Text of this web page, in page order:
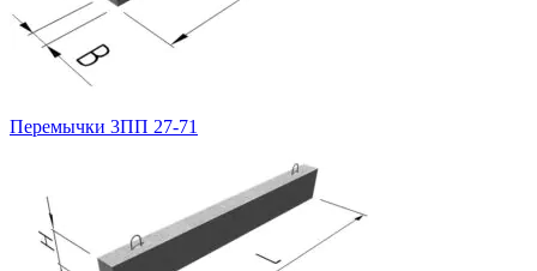
Перемычки 3ПП 27-71